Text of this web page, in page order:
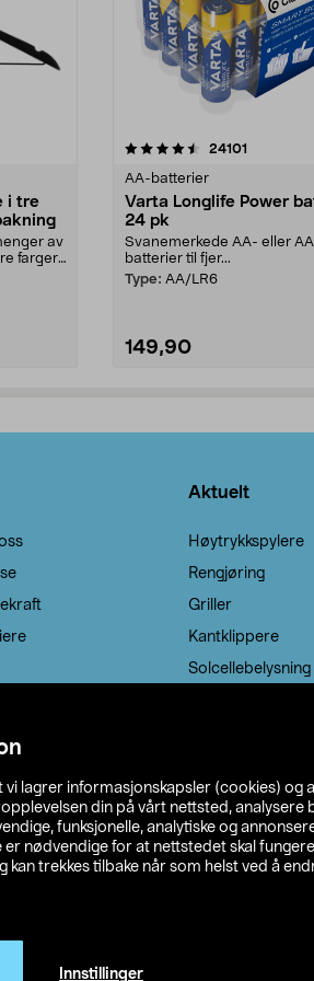
vi lagrer informasjonskapsler (cookies) og
din på vårt nettsted, analysere
funksjonelle, analytiske og
nødvendige for at nettstedet skal
kan trekkes tilbake når som helst ved å
Innstillinger
i tre
av
farger.
24101
AA-batterier
Varta Longlife Power
24 pk
Svanemerkede AA- eller
batterier til fjer...
Type: AA/LR6
149,90
4.5av 5 stjerner
Aktuelt
Høytrykkspylere
Rengjøring
Griller
Kantklippere
Solcellebelysning